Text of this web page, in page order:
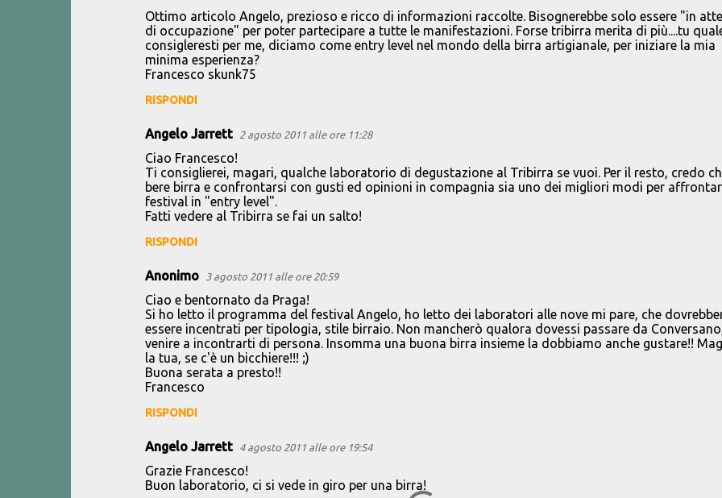
Ottimo articolo Angelo, prezioso e ricco di informazioni raccolte. Bisognerebbe solo essere "in
di occupazione" per poter partecipare a tutte le manifestazioni. Forse tribirra merita di più....tu
consigleresti per me, diciamo come entry level nel mondo della birra artigianale, per iniziare la mia
minima esperienza?
Francesco skunk75
RISPONDI
Angelo Jarrett 2 agosto 2011 alle ore 11:28
Ciao Francesco!
Ti consiglierei, magari, qualche laboratorio di degustazione al Tribirra se vuoi. Per il resto, credo
bere birra e confrontarsi con gusti ed opinioni in compagnia sia uno dei migliori modi per
festival in "entry level".
Fatti vedere al Tribirra se fai un salto!
RISPONDI
Anonimo 3 agosto 2011 alle ore 20:59
Ciao e bentornato da Praga!
Si ho letto il programma del festival Angelo, ho letto dei laboratori alle nove mi pare, che
essere incentrati per tipologia, stile birraio. Non mancherò qualora dovessi passare da
venire a incontrarti di persona. Insomma una buona birra insieme la dobbiamo anche gustare!!
la tua, se c'è un bicchiere!!! ;)
Buona serata a presto!!
Francesco
RISPONDI
Angelo Jarrett 4 agosto 2011 alle ore 19:54
Grazie Francesco!
Buon laboratorio, ci si vede in giro per una birra!